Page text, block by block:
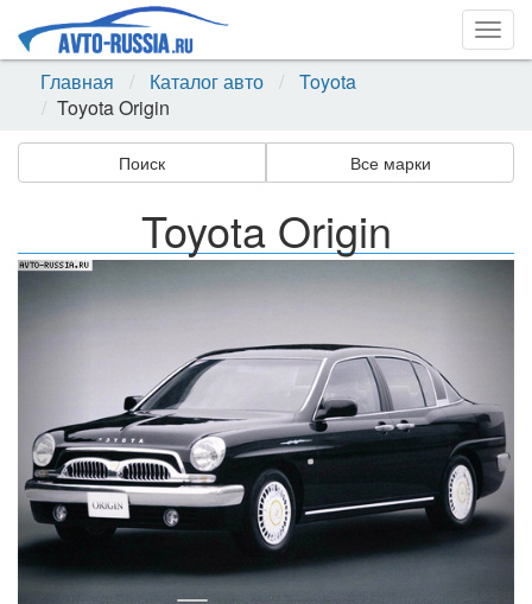
Главная
Каталог авто
Toyota
Toyota Origin
Поиск Все марки
Toyota Origin
Назад